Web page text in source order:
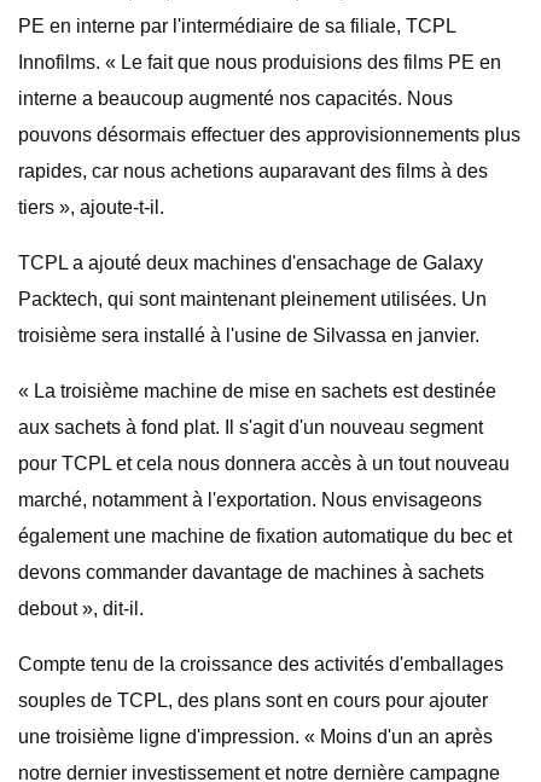
PE en interne par l'intermédiaire de sa filiale, TCPL
Innofilms. « Le fait que nous produisions des films PE en
interne a beaucoup augmenté nos capacités. Nous
pouvons désormais effectuer des approvisionnements plus
rapides, car nous achetions auparavant des films à des
tiers », ajoute-t-il.
TCPL a ajouté deux machines d'ensachage de Galaxy
Packtech, qui sont maintenant pleinement utilisées. Un
troisième sera installé à l'usine de Silvassa en janvier.
« La troisième machine de mise en sachets est destinée
aux sachets à fond plat. Il s'agit d'un nouveau segment
pour TCPL et cela nous donnera accès à un tout nouveau
marché, notamment à l'exportation. Nous envisageons
également une machine de fixation automatique du bec et
devons commander davantage de machines à sachets
debout », dit-il.
Compte tenu de la croissance des activités d'emballages
souples de TCPL, des plans sont en cours pour ajouter
une troisième ligne d'impression. « Moins d'un an après
notre dernier investissement et notre dernière campagne